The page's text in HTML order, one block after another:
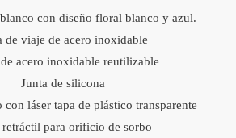
con diseño floral blanco y azul.
de viaje de acero inoxidable
acero inoxidable reutilizable
Junta de silicona
con láser tapa de plástico transparente
retráctil para orificio de sorbo